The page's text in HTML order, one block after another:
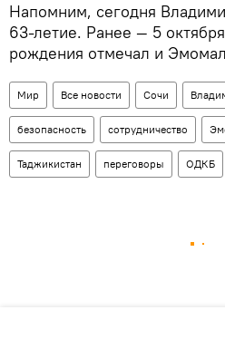
Напомним, сегодня
63-летие. Ранее — 5
рождения отмечал и
Мир Все новости Сочи
безопасность сотрудничество
Таджикистан переговоры ОДКБ